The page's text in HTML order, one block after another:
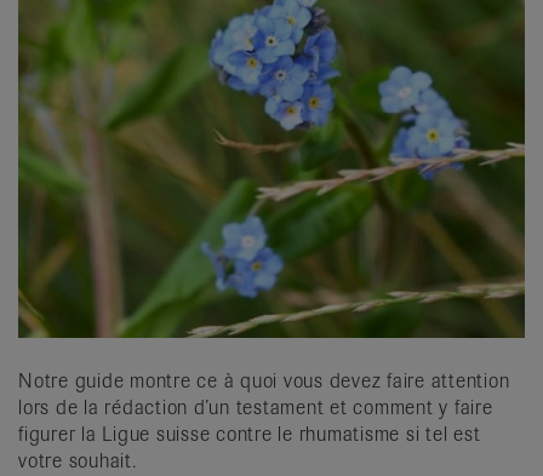
Notre guide montre ce à quoi vous devez faire attention
lors de la rédaction d’un testament et comment y faire
figurer la Ligue suisse contre le rhumatisme si tel est
votre souhait.